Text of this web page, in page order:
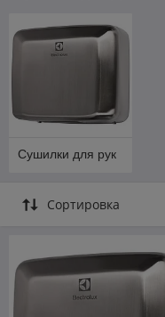
Сушилки для рук
Сортировка